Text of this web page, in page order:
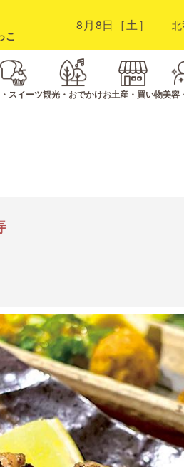
8月8日［土］ 北
スイーツ観光・おでかけお土産・買い物美容